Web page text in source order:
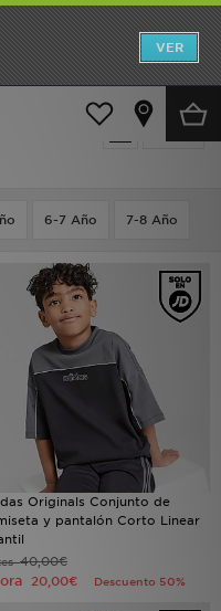
VER
(3-7 años)
6-7 Año 7-8 Año
Originals Conjunto de
y pantalón Corto Linear
40,00€
20,00€ Descuento 50%